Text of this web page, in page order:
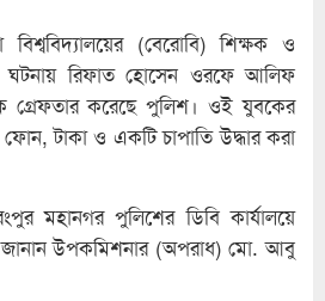
(বেরোবি) শিক্ষক ও
ঘটনায় রিফাত হোসেন ওরফে আলিফ
করেছে পুলিশ। ওই যুবকের
টাকা ও একটি চাপাতি উদ্ধার করা
মহানগর পুলিশের ডিবি কার্যালয়ে
জানান উপকমিশনার (অপরাধ) মো. আবু